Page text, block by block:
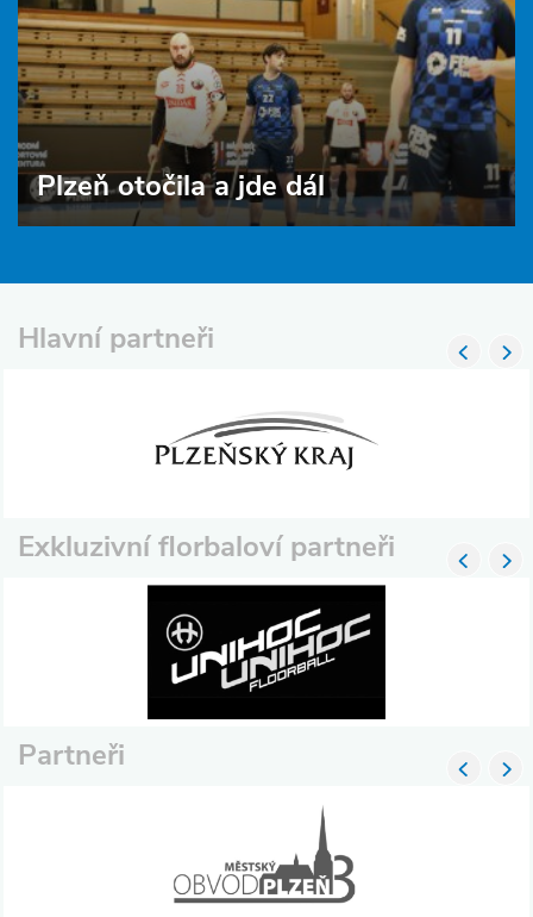
Plzeň otočila a jde dál
Hlavní partneři
Exkluzivní florbaloví partneři
Partneři